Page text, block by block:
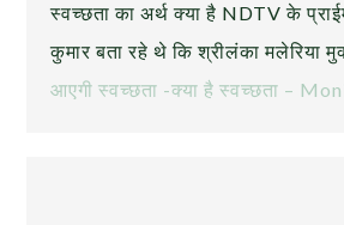
स्वच्छता का अर्थ क्या है NDTV के
कुमार बता रहे थे कि श्रीलंका मलेरिया
आएगी स्वच्छता -क्या है स्वच्छता –